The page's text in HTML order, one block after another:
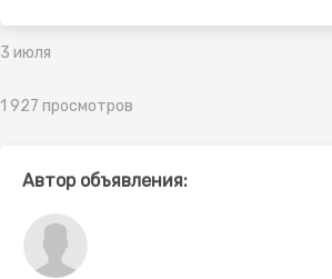
3 июля
1 927 просмотров
Автор объявления: